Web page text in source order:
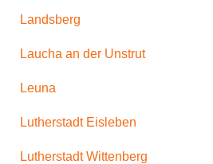
Landsberg
Laucha an der Unstrut
Leuna
Lutherstadt Eisleben
Lutherstadt Wittenberg